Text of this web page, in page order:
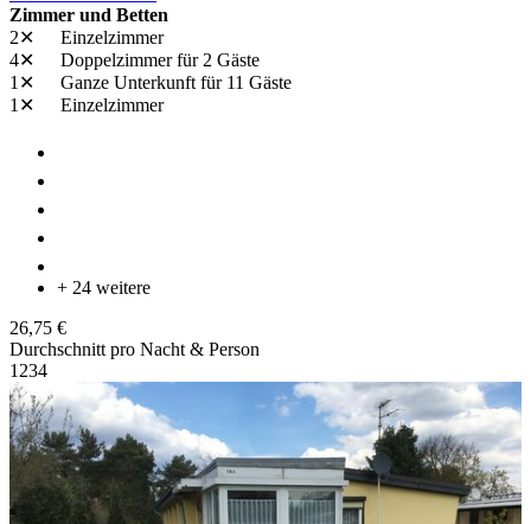
Zimmer und Betten
2✕
Einzelzimmer
4✕
Doppelzimmerfür 2 Gäste
1✕
Ganze Unterkunft für 11 Gäste
1✕
Einzelzimmer
+ 24 weitere
26,75 €
Durchschnitt pro Nacht & Person
1 234